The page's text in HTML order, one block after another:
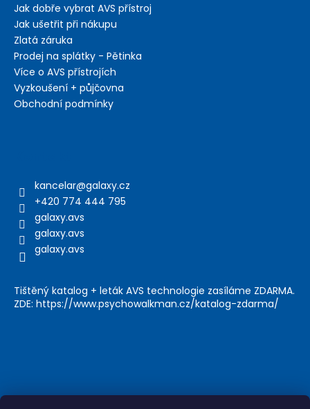
Jak dobře vybrat AVS přístroj
Jak ušetřit při nákupu
Zlatá záruka
Prodej na splátky - Pětinka
Více o AVS přístrojích
Vyzkoušení + půjčovna
Obchodní podmínky
kancelar@galaxy.cz
+420 774 444 795
galaxy.avs
galaxy.avs
galaxy.avs
Tištěný katalog + leták AVS technologie zasíláme ZDARMA.
ZDE: https://www.psychowalkman.cz/katalog-zdarma/